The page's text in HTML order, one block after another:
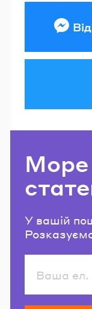
Море
У вашій